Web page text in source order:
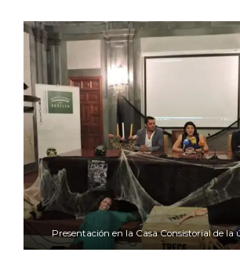
Presentación en la Casa Consistorial de la